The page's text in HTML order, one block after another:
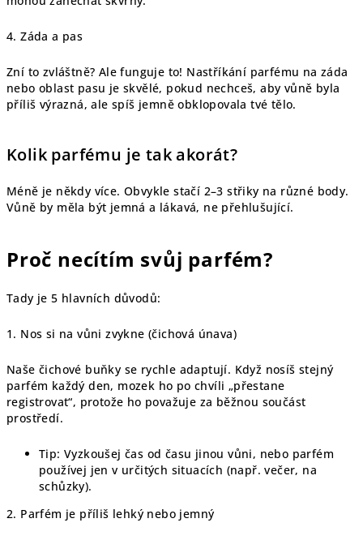
4. Záda a pas
Zní to zvláštně? Ale funguje to! Nastříkání parfému na záda
nebo oblast pasu je skvělé, pokud nechceš, aby vůně byla
příliš výrazná, ale spíš jemně obklopovala tvé tělo.
Kolik parfému je tak akorát?
Méně je někdy více. Obvykle stačí 2–3 střiky na různé body.
Vůně by měla být jemná a lákavá, ne přehlušující.
Proč necítím svůj parfém?
Tady je 5 hlavních důvodů:
1. Nos si na vůni zvykne (čichová únava)
Naše čichové buňky se rychle adaptují. Když nosíš stejný
parfém každý den, mozek ho po chvíli „přestane
registrovat“, protože ho považuje za běžnou součást
prostředí.
Tip: Vyzkoušej čas od času jinou vůni, nebo parfém
používej jen v určitých situacích (např. večer, na
schůzky).
2. Parfém je příliš lehký nebo jemný